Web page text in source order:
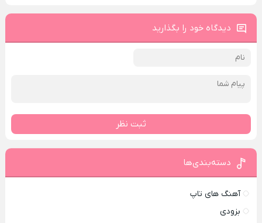
دیدگاه خود را بگذارید
ثبت نظر
دسته‌بندی‌ها
آهنگ های تاپ
بزودی